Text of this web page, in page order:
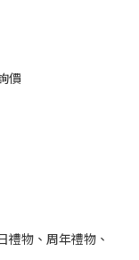
價
禮物、周年禮物、